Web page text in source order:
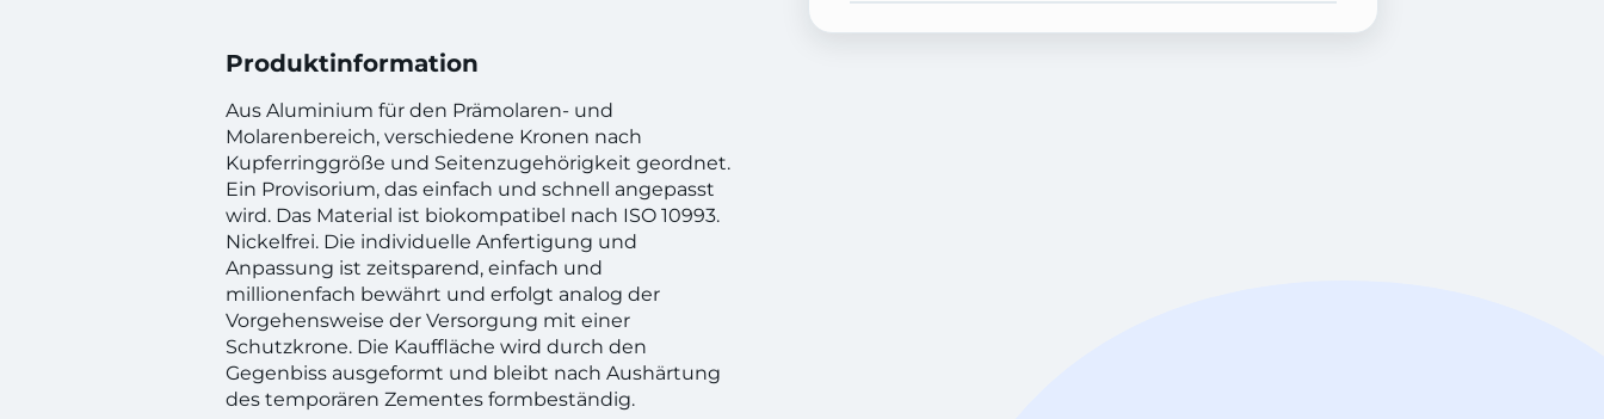
Produktinformation
Aus Aluminium für den Prämolaren- und
Molarenbereich, verschiedene Kronen nach
Kupferringgröße und Seitenzugehörigkeit geordnet.
Ein Provisorium, das einfach und schnell angepasst
wird. Das Material ist biokompatibel nach ISO 10993.
Nickelfrei. Die individuelle Anfertigung und
Anpassung ist zeitsparend, einfach und
millionenfach bewährt und erfolgt analog der
Vorgehensweise der Versorgung mit einer
Schutzkrone. Die Kauffläche wird durch den
Gegenbiss ausgeformt und bleibt nach Aushärtung
des temporären Zementes formbeständig.